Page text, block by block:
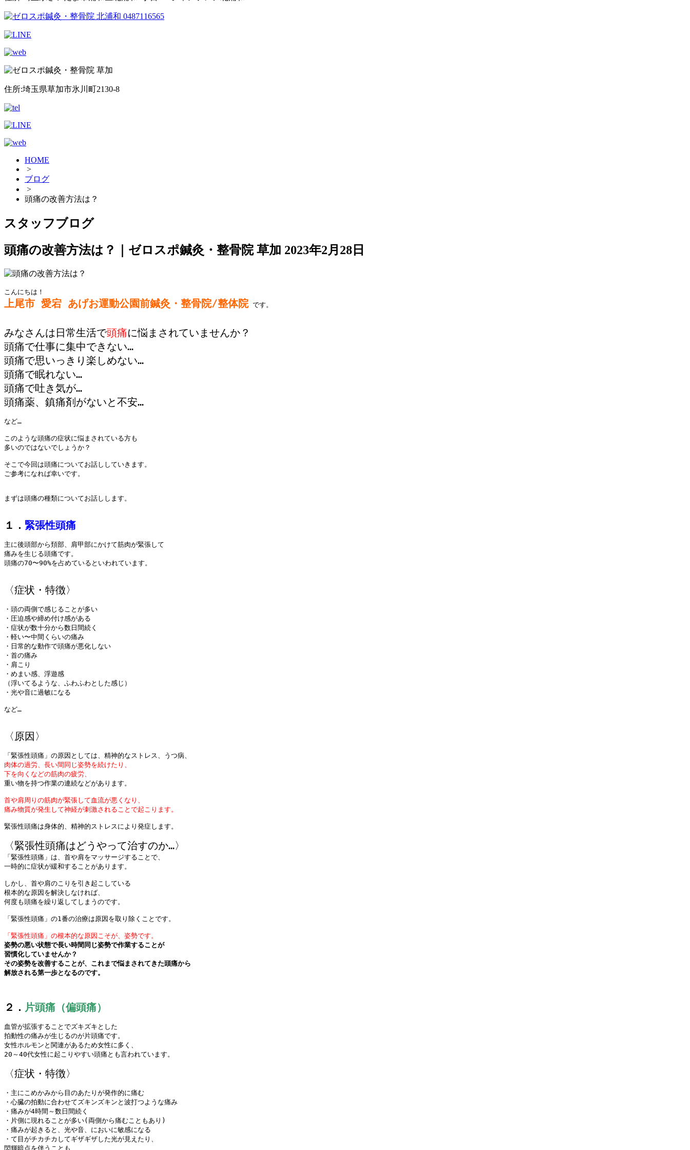
住所:埼玉県草加市氷川町2130-8
HOME
>
ブログ
>
頭痛の改善方法は？
スタッフブログ
頭痛の改善方法は？｜ゼロスポ鍼灸・整骨院 草加 2023年2月28日
上尾市 愛宕 あげお運動公園前鍼灸・整骨院/整体院 です。
みなさんは日常生活で頭痛に悩まされていませんか？
頭痛で仕事に集中できない…
頭痛で思いっきり楽しめない…
頭痛で眠れない…
頭痛で吐き気が…
など…
このような頭痛の症状に悩まされている方も
多いのではないでしょうか？
そこで今回は頭痛についてお話ししていきます。
ご参考になれば幸いです。
まずは頭痛の種類についてお話しします。
１． 緊張性頭痛
主に後頭部から頚部、肩甲部にかけて筋肉が緊張して
痛みを生じる頭痛です。
頭痛の70〜90%を占めているといわれています。
・頭の両側で感じることが多い
・圧迫感や締め付け感がある
・症状が数十分から数日間続く
・軽い〜中間くらいの痛み
・日常的な動作で頭痛が悪化しない
・首の痛み
・肩こり
・めまい感、浮遊感
（浮いてるような、ふわふわとした感じ）
・光や音に過敏になる
など…
肉体の過労、長い間同じ姿勢を続けたり、
重い物を持つ作業の連続などがあります。
首や肩周りの筋肉が緊張して血流が悪くなり、
痛み物質が発生して神経が刺激されることで起こります。
〈緊張性頭痛はどうやって治すのか…〉
「緊張性頭痛」は、首や肩をマッサージすることで、
一時的に症状が緩和することがあります。
しかし、首や肩のこりを引き起こしている
根本的な原因を解決しなければ、
何度も頭痛を繰り返してしまうのです。
「緊張性頭痛」の1番の治療は原因を取り除くことです。
「緊張性頭痛」の根本的な原因こそが、姿勢です。
姿勢の悪い状態で長い時間同じ姿勢で作業することが
習慣化していませんか？
その姿勢を改善することが、これまで悩まされてきた頭痛から
解放される第一歩となるのです。
２． 片頭痛（偏頭痛）
血管が拡張することでズキズキとした
拍動性の痛みが生じるのが片頭痛です。
女性ホルモンと関連があるため女性に多く、
20～40代女性に起こりやすい頭痛とも言われています。
・主にこめかみから目のあたりが発作的に痛む
・心臓の拍動に合わせてズキンズキンと波打つような痛み
・痛みが4時間～数日間続く
・片側に現れることが多い(両側から痛むこともあり)
・痛みが起きると、光や音、においに敏感になる
・て目がチカチカしてギザギザした光が見えたり、
閃輝暗点を伴うことも